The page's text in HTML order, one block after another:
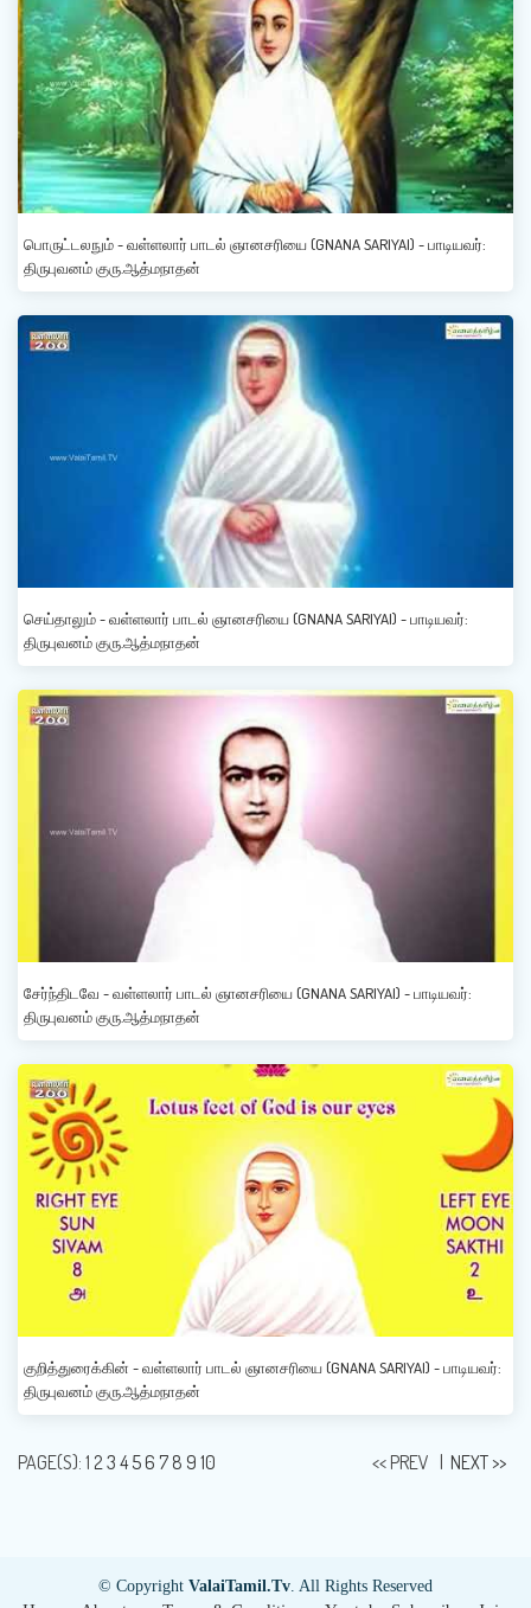
பொருட்டலநும் - வள்ளலார் பாடல் ஞானசரியை (GNANA SARIYAI) - பாடியவர்:
திருபுவனம் குரு.ஆத்மநாதன்
செய்தாலும் - வள்ளலார் பாடல் ஞானசரியை (GNANA SARIYAI) - பாடியவர்:
திருபுவனம் குரு.ஆத்மநாதன்
சேர்ந்திடவே - வள்ளலார் பாடல் ஞானசரியை (GNANA SARIYAI) - பாடியவர்:
திருபுவனம் குரு.ஆத்மநாதன்
குறித்துரைக்கின் - வள்ளலார் பாடல் ஞானசரியை (GNANA SARIYAI) - பாடியவர்:
திருபுவனம் குரு.ஆத்மநாதன்
PAGE(S): 1 23 4 5 6 7 8 9 10 << PREV NEXT >>
© Copyright ValaiTamil.Tv. All Rights Reserved